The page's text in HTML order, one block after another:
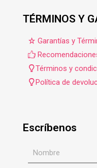
TÉRMINOS Y
Garantías y
Términos y
Política de
Escríbenos